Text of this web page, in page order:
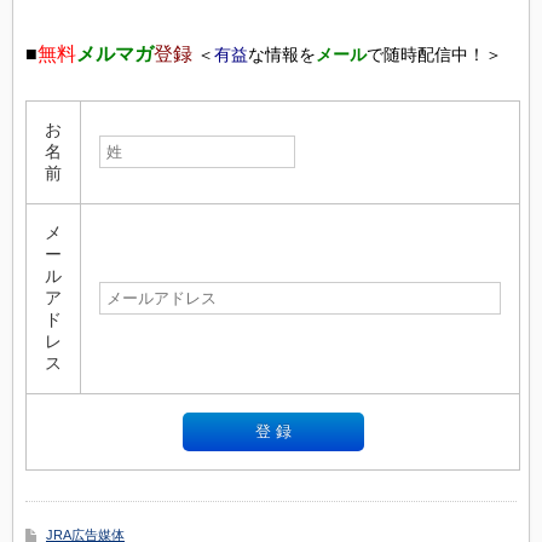
■無料メルマガ登録 ＜有益な情報を メールで随時配信中！＞
お
名
前
メ
ー
ル
ア
ド
レ
ス
JRA広告媒体